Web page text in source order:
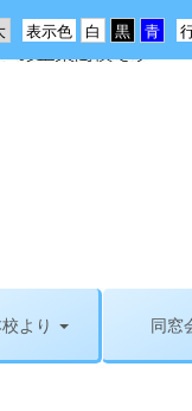
表示色
より 同窓